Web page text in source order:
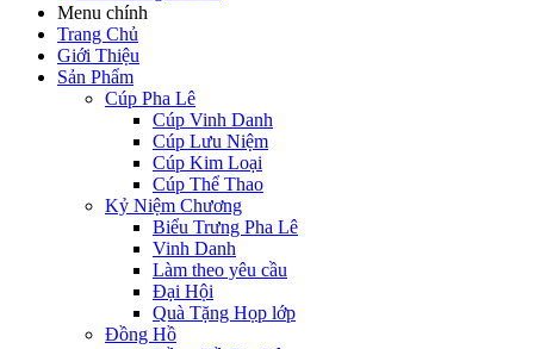
Menu chính
Trang Chủ
Giới Thiệu
Sản Phẩm
Cúp Pha Lê
Cúp Vinh Danh
Cúp Lưu Niệm
Cúp Kim Loại
Cúp Thể Thao
Kỷ Niệm Chương
Biểu Trưng Pha Lê
Vinh Danh
Làm theo yêu cầu
Đại Hội
Quà Tặng Họp lớp
Đồng Hồ